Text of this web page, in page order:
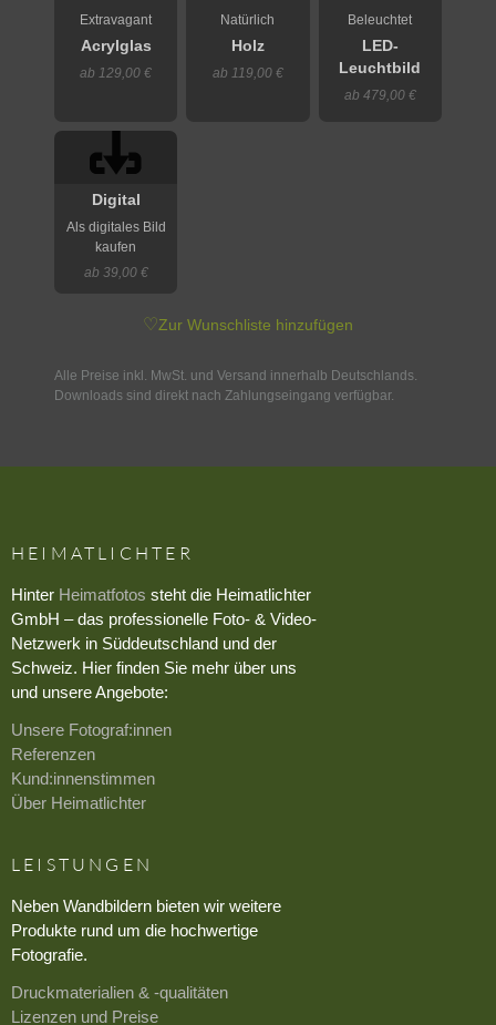
Extravagant
Acrylglas
ab 129,00 €
Natürlich
Holz
ab 119,00 €
Beleuchtet
LED-
Leuchtbild
ab 479,00 €
Digital
Als digitales Bild
kaufen
ab 39,00 €
♡Zur Wunschliste hinzufügen
Alle Preise inkl. MwSt. und Versand innerhalb Deutschlands.
Downloads sind direkt nach Zahlungseingang verfügbar.
HEIMATLICHTER
Hinter Heimatfotos steht die Heimatlichter
GmbH – das professionelle Foto- & Video-
Netzwerk in Süddeutschland und der
Schweiz. Hier finden Sie mehr über uns
und unsere Angebote:
Unsere Fotograf:innen
Referenzen
Kund:innenstimmen
Über Heimatlichter
LEISTUNGEN
Neben Wandbildern bieten wir weitere
Produkte rund um die hochwertige
Fotografie.
Druckmaterialien & -qualitäten
Lizenzen und Preise